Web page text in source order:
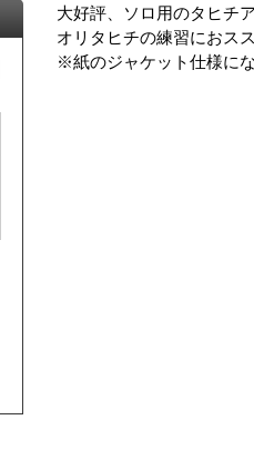
大好評、ソロ用のタヒチ
オリタヒチの練習におス
※紙のジャケット仕様に